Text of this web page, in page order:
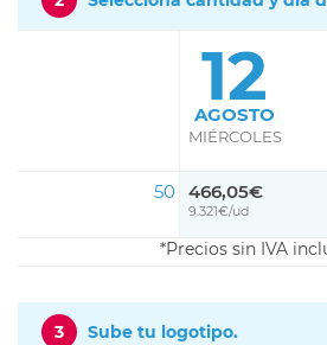
12
AGOSTO
MIÉRCOLES
50 466,05€
9.321€/ud
Precios sin IVA
3 Sube tu logotipo.